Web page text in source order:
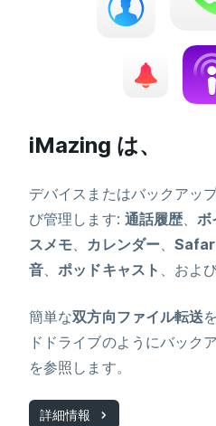
iMazing は、
デバイスまたはバックアッ
び管理します: 通話履歴 、ボ
スメモ
カレンダー、
音 、ポッドキャスト 、およ
簡単な双方向ファイル転送
ドドライブのようにバック
を参照します。
詳細情報